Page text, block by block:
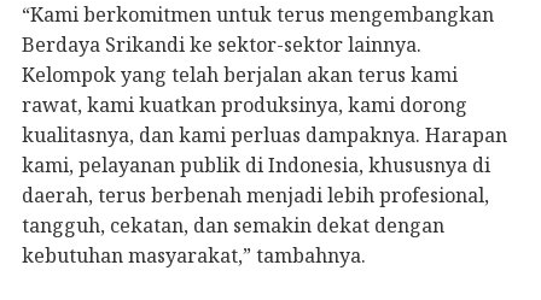
“Kami berkomitmen untuk terus mengembangkan
Berdaya Srikandi ke sektor-sektor lainnya.
Kelompok yang telah berjalan akan terus kami
rawat, kami kuatkan produksinya, kami dorong
kualitasnya, dan kami perluas dampaknya. Harapan
kami, pelayanan publik di Indonesia, khususnya di
daerah, terus berbenah menjadi lebih profesional,
tangguh, cekatan, dan semakin dekat dengan
kebutuhan masyarakat,” tambahnya.